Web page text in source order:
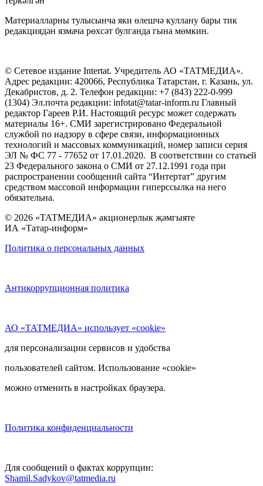
Материалларны тулысынча яки өлешчә куллану бары тик
редакциядән язмача рөхсәт булганда гына мөмкин.
© Сетевое издание Intertat. Учредитель АО «ТАТМЕДИА».
Адрес редакции: 420066, Республика Татарстан, г. Казань, ул.
Декабристов, д. 2. Телефон редакции: +7 (843) 222-0-999
(1304) Эл.почта редакции: infotat@tatar-inform.ru Главный
редактор Гареев Р.И. Настоящий ресурс может содержать
материалы 16+. СМИ зарегистрировано Федеральной
службой по надзору в сфере связи, информационных
технологий и массовых коммуникаций, номер записи серия
ЭЛ № ФС 77 - 77652 от 17.01.2020. В соответствии со статьей
23 Федерального закона о СМИ от 27.12.1991 года при
распространении сообщений сайта “Интертат” другим
средством массовой информации гиперссылка на него
обязательна.
© 2026 «ТАТМЕДИА» акционерлык җәмгыяте
ИА «Татар-информ»
Политика о персональных данных
Антикоррупционная политика
АО «ТАТМЕДИА» использует «cookie»
для персонализации сервисов и удобства
пользователей сайтом. Использование «cookie»
можно отменить в настройках браузера.
Политика конфиденциальности
Для сообщений о фактах коррупции:
Shamil.Sadykov@tatmedia.ru